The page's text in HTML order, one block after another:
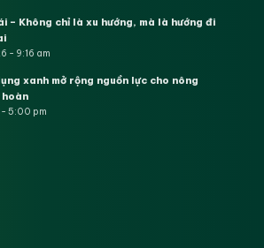
– Không chỉ là xu hướng, mà là hướng đi
- 9:16 am
xanh mở rộng nguồn lực cho nông
5:00 pm